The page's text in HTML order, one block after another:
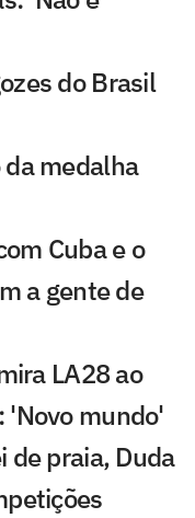
do Brasil
medalha
Cuba e o
a gente de
LA28 ao
'Novo mundo'
de praia, Duda